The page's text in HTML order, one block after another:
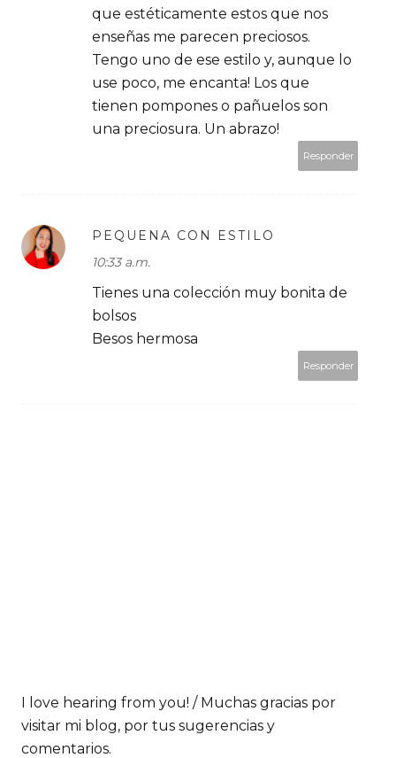
que estéticamente estos que nos
enseñas me parecen preciosos.
Tengo uno de ese estilo y, aunque lo
use poco, me encanta! Los que
tienen pompones o pañuelos son
una preciosura. Un abrazo!
Responder
PEQUENA CON ESTILO
10:33 a.m.
Tienes una colección muy bonita de
bolsos
Besos hermosa
Responder
I love hearing from you! / Muchas gracias por
visitar mi blog, por tus sugerencias y
comentarios.